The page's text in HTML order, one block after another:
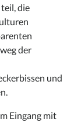
die
der
und
Eingang mit